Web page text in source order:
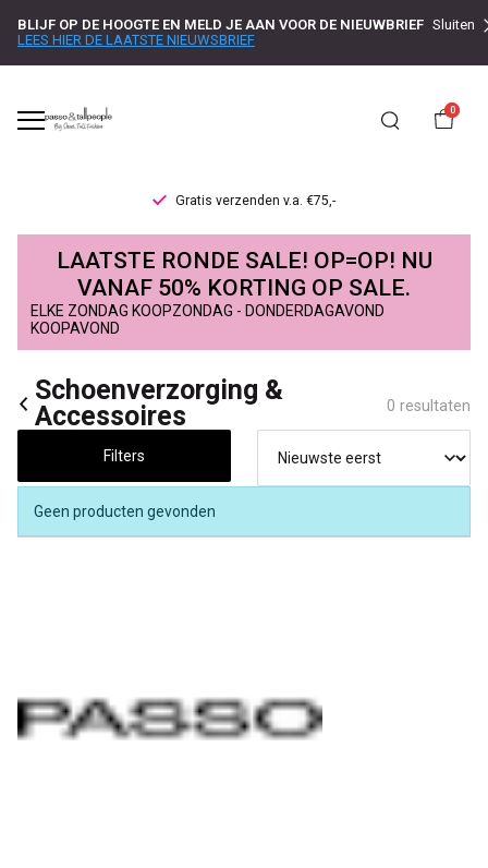
BLIJF OP DE HOOGTE EN MELD JE AAN VOOR DE NIEUWBRIEF
LEES HIER DE LAATSTE NIEUWSBRIEF
Sluiten
0
Gratis verzenden v.a. €75,-
Schoenverzorging
Accessoires
Passo
LAATSTE RONDE SALE! OP=OP! NU
VANAF 50% KORTING OP SALE.
ELKE ZONDAG KOOPZONDAG - DONDERDAGAVOND
KOOPAVOND
Schoenverzorging &
Accessoires
0 resultaten
Filters
Geen producten gevonden